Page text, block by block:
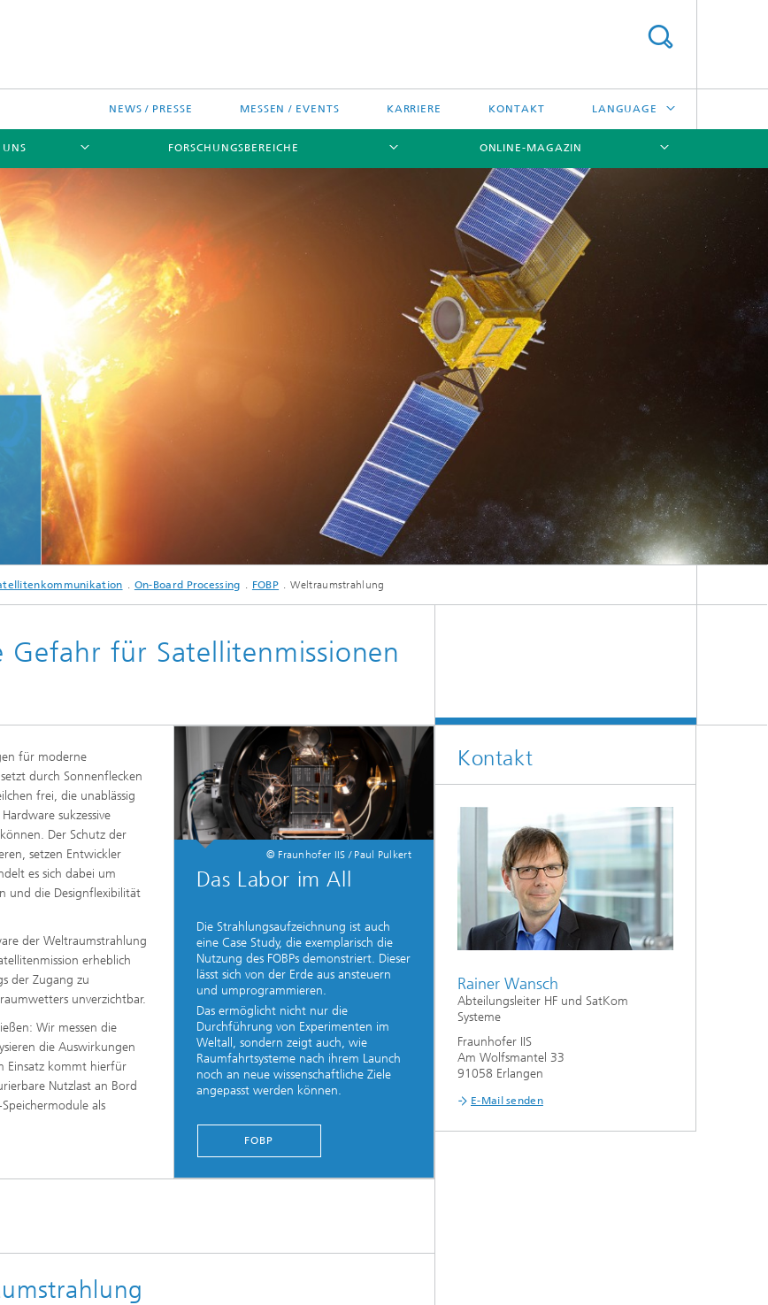
NEWS / PRESSE MESSEN / EVENTS KARRIERE KONTAKT LANGUAGE
中文
UNS
Initiativen
FORSCHUNGSBEREICHE ONLINE-MAGAZIN
On-Board Processing FOBP Weltraumstrahlung
für Satellitenmissionen
für moderne
durch Sonnenflecken
frei, die unablässig
sukzessive
Der Schutz der
setzen Entwickler
es sich dabei um
und die Designflexibilität
der Weltraumstrahlung
erheblich
der Zugang zu
unverzichtbar.
Wir messen die
die Auswirkungen
Einsatz kommt hierfür
Nutzlast an Bord
als
© Fraunhofer IIS / Paul Pulkert
Das Labor im All
Die Strahlungsaufzeichnung ist auch
eine Case Study, die exemplarisch die
Nutzung des FOBPs demonstriert. Dieser
lässt sich von der Erde aus ansteuern
und umprogrammieren.
Das ermöglicht nicht nur die
Durchführung von Experimenten im
Weltall, sondern zeigt auch, wie
Raumfahrtsysteme nach ihrem Launch
noch an neue wissenschaftliche Ziele
angepasst werden können.
FOBP
Kontakt
Rainer Wansch
Abteilungsleiter HF und SatKom
Systeme
Fraunhofer IIS
Am Wolfsmantel 33
91058 Erlangen
E-Mail senden